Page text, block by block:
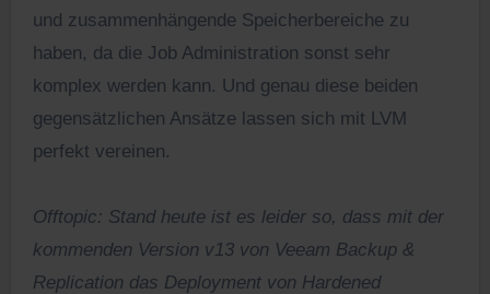
und zusammenhängende Speicherbereiche zu
haben, da die Job Administration sonst sehr
komplex werden kann. Und genau diese beiden
gegensätzlichen Ansätze lassen sich mit LVM
perfekt vereinen.
Offtopic: Stand heute ist es leider so, dass mit der
kommenden Version v13 von Veeam Backup &
Replication das Deployment von Hardened